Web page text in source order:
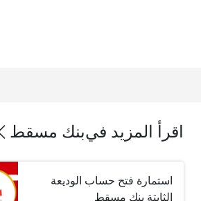
اقرأ المزيد فيبنك مسقط
استمارة فتح حساب الوديعة
الثابتة بنك مسقط